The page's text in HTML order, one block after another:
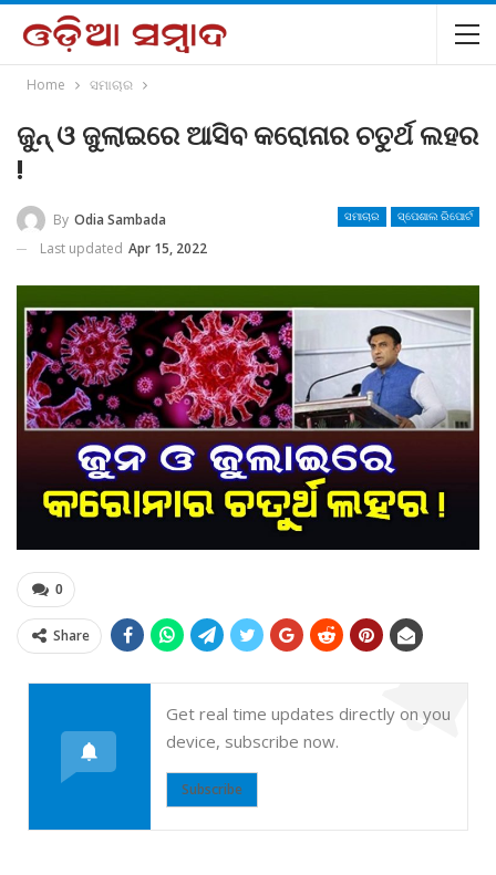
Home ସମାଚାର
ଜୁନ୍ ଓ ଜୁଲାଇରେ ଆସିବ କରୋନାର ଚତୁର୍ଥ ଲହର
!
ସମାଚାର ସ୍ପେଶାଲ ରିପୋର୍ଟ
By Odia Sambada
Last updated Apr 15, 2022
0
Share
Get real time updates directly on you
device, subscribe now.
Subscribe